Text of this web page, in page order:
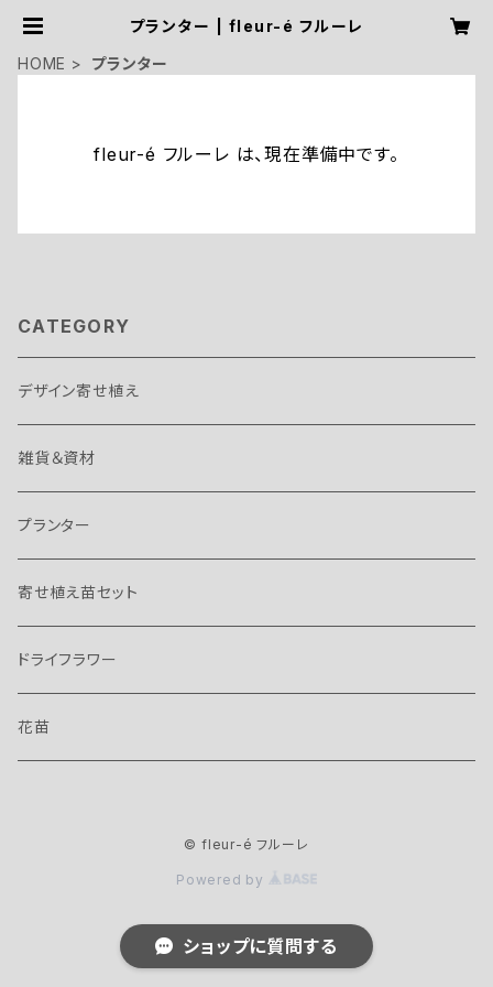
プランター | fleur-é フルーレ
HOME
プランター
fleur-é フルーレ は、現在準備中です。
CATEGORY
デザイン寄せ植え
雑貨＆資材
プランター
寄せ植え苗セット
ドライフラワー
花苗
© fleur-é フルーレ
Powered by
ショップに質問する